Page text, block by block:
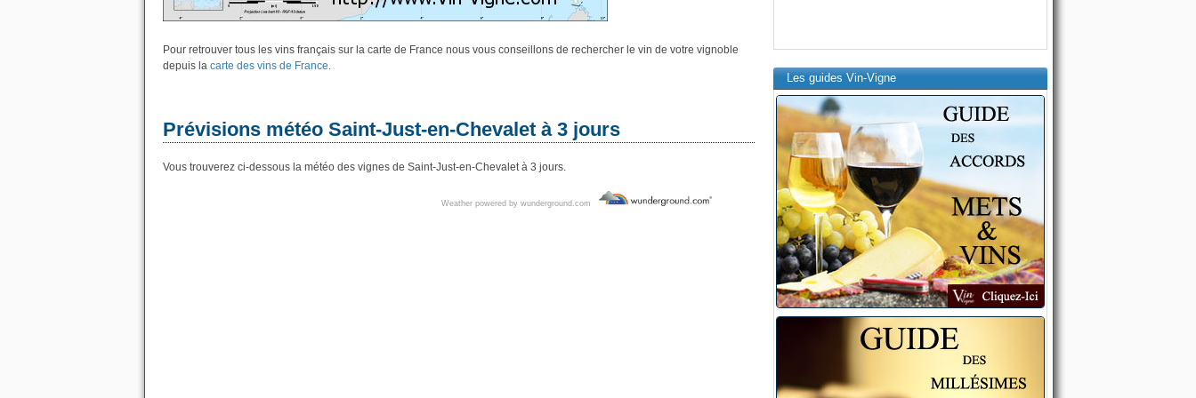
Pour retrouver tous les vins français sur la carte de France nous vous conseillons de rechercher le vin de votre vignoble
depuis la carte des vins de France.
Prévisions météo Saint-Just-en-Chevalet à 3 jours
Vous trouverez ci-dessous la météo des vignes de Saint-Just-en-Chevalet à 3 jours.
Weather powered by wunderground.com
Les guides Vin-Vigne